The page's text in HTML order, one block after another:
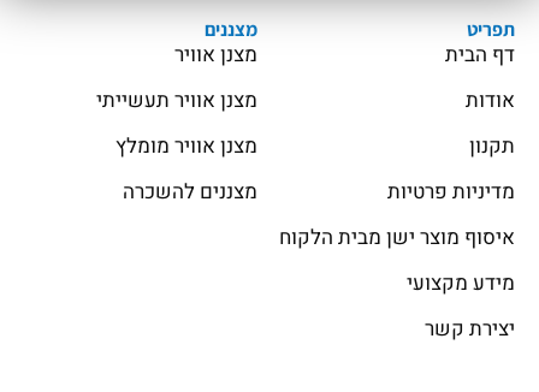
תפריט
דף הבית
אודות
תקנון
מדיניות פרטיות
איסוף מוצר ישן מבית הלקוח
מידע מקצועי
יצירת קשר
מצננים
מצנן אוויר
מצנן אוויר תעשייתי
מצנן אוויר מומלץ
מצננים להשכרה